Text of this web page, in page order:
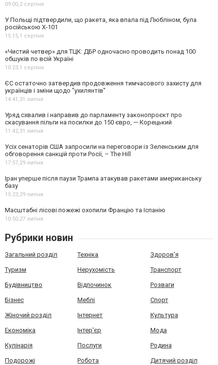
09:00,2 серпня
У Польщі підтвердили, що ракета, яка впала під Любліном, була
російською Х-101
15:15,1 серпня
«Чистий четвер» для ТЦК: ДБР одночасно проводить понад 100
обшуків по всій Україні
10:23,1 серпня
ЄС остаточно затвердив продовження тимчасового захисту для
українців і зміни щодо "ухилянтів"
14:41,31 липня
Уряд схвалив і направив до парламенту законопроєкт про
скасування пільги на посилки до 150 євро, — Корецький
11:42,31 липня
Усіх сенаторів США запросили на переговори із Зеленським для
обговорення санкцій проти Росії, – The Hill
17:57,29 липня
Іран уперше після паузи Трампа атакував ракетами американську
базу
15:23,29 липня
Масштабні лісові пожежі охопили Францію та Іспанію
10:50,27 липня
Рубрики новин
Загальний розділ Техніка Здоров'я
Туризм Нерухомість Транспорт
Будівництво Відпочинок Розваги
Бізнес Меблі Спорт
Жіночий розділ Інтернет Культура
Економіка Інтер'єр Мода
Кулінарія Послуги Родина
Подорожі Робота Дитячий розділ